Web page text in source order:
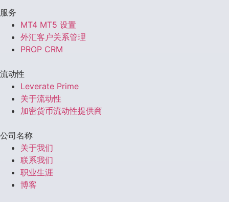
服务
MT4 MT5 设置
外汇客户关系管理
PROP CRM
流动性
Leverate Prime
关于流动性
加密货币流动性提供商
公司名称
关于我们
联系我们
职业生涯
博客